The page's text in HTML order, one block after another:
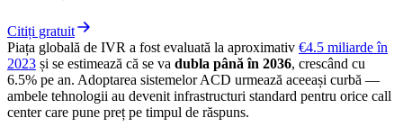
Citiți gratuit
Piața globală de IVR a fost evaluată la aproximativ €4.5 miliarde în
2023 și se estimează că se va dubla până în 2036, crescând cu
6.5% pe an. Adoptarea sistemelor ACD urmează aceeași curbă —
ambele tehnologii au devenit infrastructuri standard pentru orice call
center care pune preț pe timpul de răspuns.